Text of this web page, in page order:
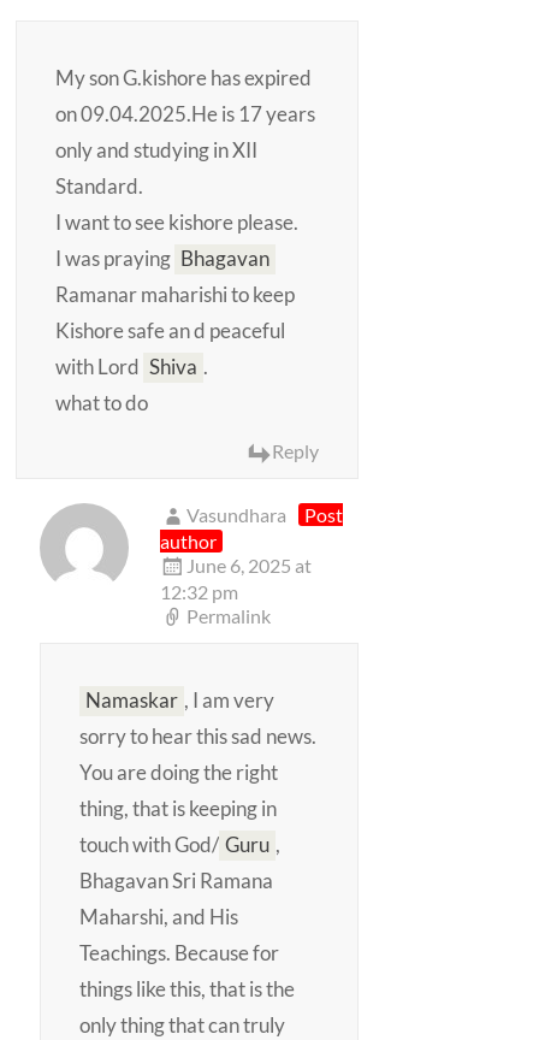
My son G.kishore has expired
on 09.04.2025.He is 17 years
only and studying in XII
Standard.
I want to see kishore please.
I was praying Bhagavan
Ramanar maharishi to keep
Kishore safe an d peaceful
with Lord Shiva .
what to do
Reply
Vasundhara
Post
author
June 6, 2025 at
12:32 pm
Permalink
Namaskar , I am very
sorry to hear this sad news.
You are doing the right
thing, that is keeping in
touch with God/ Guru ,
BhagavanSri Ramana
Maharshi, and His
Teachings. Because for
things like this, that is the
only thing that can truly